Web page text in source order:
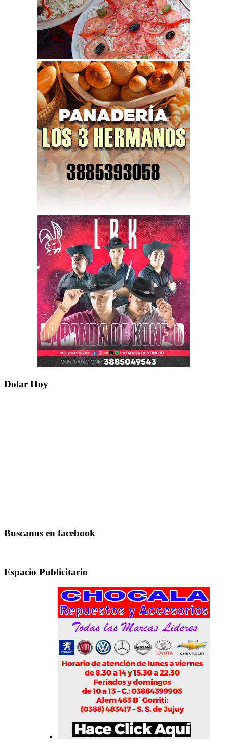
Dolar Hoy
Buscanos en facebook
Espacio Publicitario